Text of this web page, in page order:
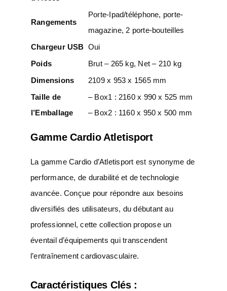
Rangements
Porte-Ipad/téléphone, porte-
magazine, 2 porte-bouteilles
Chargeur USB Oui
Poids
Brut – 265 kg, Net – 210 kg
Dimensions
2109 x 953 x 1565 mm
Taille de
l’Emballage
– Box1 : 2160 x 990 x 525 mm
– Box2 : 1160 x 950 x 500 mm
Gamme Cardio Atletisport
La gamme Cardio d’Atletisport est synonyme de
performance, de durabilité et de technologie
avancée. Conçue pour répondre aux besoins
diversifiés des utilisateurs, du débutant au
professionnel, cette collection propose un
éventail d’équipements qui transcendent
l’entraînement cardiovasculaire.
Caractéristiques Clés :